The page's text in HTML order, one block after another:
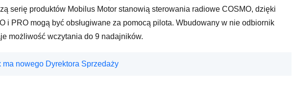
serię produktów Mobilus Motor stanowią sterowania radiowe COSMO, dzięki
i PRO mogą być obsługiwane za pomocą pilota. Wbudowany w nie odbiornik
możliwość wczytania do 9 nadajników.
ma nowego Dyrektora Sprzedaży